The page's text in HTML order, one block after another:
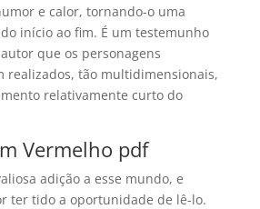
e calor, tornando-o uma
início ao fim. É um testemunho
que os personagens
realizados, tão multidimensionais,
relativamente curto do
Vermelho pdf
adição a esse mundo, e
ter tido a oportunidade de lê-lo.